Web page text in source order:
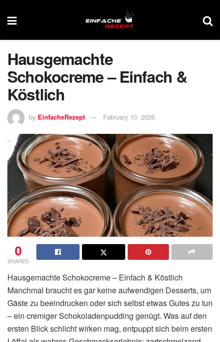
Hausgemachte
Schokocreme – Einfach &
Köstlich
by EinfacheRezept February 10, 2026
0
SHARES
Hausgemachte Schokocreme – Einfach & Köstlich
Manchmal braucht es gar keine aufwendigen Desserts, um
Gäste zu beeindrucken oder sich selbst etwas Gutes zu tun
– ein cremiger Schokoladenpudding genügt. Was auf den
ersten Blick schlicht wirken mag, entpuppt sich beim ersten